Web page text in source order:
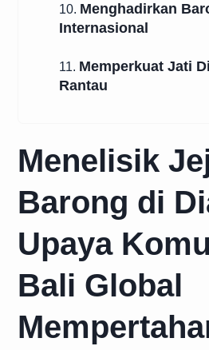
10. Menghadirkan
Internasional
11. Memperkuat Jati
Rantau
Menelisik
Barong di
Upaya
Bali Global